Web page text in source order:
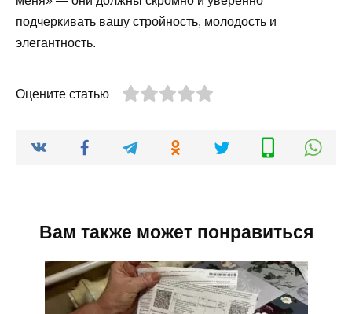
подчеркивать вашу стройность, молодость и
элегантность.
Оцените статью
Вам также может понравиться